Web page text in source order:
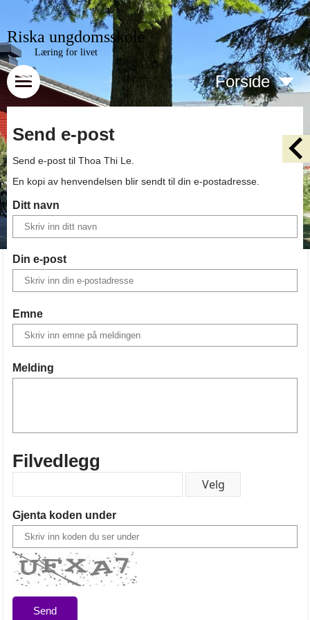
Riska ungdomsskole
Læring for livet
Forside
Send e-post
Send e-post til Thoa Thi Le.
En kopi av henvendelsen blir sendt til din e-postadresse.
Ditt navn
Din e-post
Emne
Melding
Filvedlegg
Gjenta koden under